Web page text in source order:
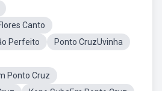
Canto
Perfeito
Ponto CruzUvinha
Ponto Cruz